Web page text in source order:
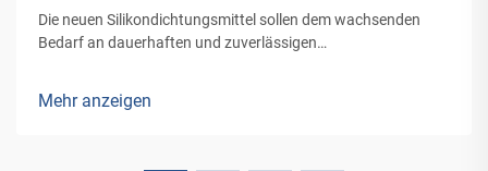
Die neuen Silikondichtungsmittel sollen dem wachsenden
Bedarf an dauerhaften und zuverlässigen
werden.
Mehr anzeigen